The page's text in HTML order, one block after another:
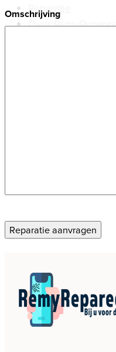
Reparatie
Over
Omschrijving
Reparatie aanvragen